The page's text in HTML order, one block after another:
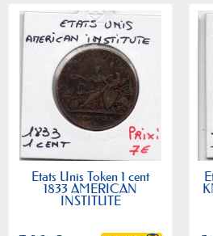
Etats Unis Token 1 cent
1833 AMERICAN
INSTITUTE